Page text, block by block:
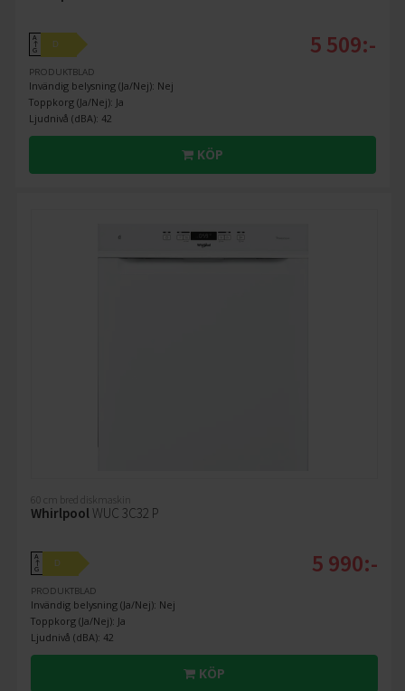
A
↑
G
D
PRODUKTBLAD
Invändig belysning (Ja/Nej): Nej
Toppkorg (Ja/Nej): Ja
Ljudnivå (dBA): 42
5 509:-
KÖP
60 cm bred diskmaskin
WhirlpoolWUC 3C32 P
A
↑
G
D
PRODUKTBLAD
Invändig belysning (Ja/Nej): Nej
Toppkorg (Ja/Nej): Ja
Ljudnivå (dBA): 42
5 990:-
KÖP